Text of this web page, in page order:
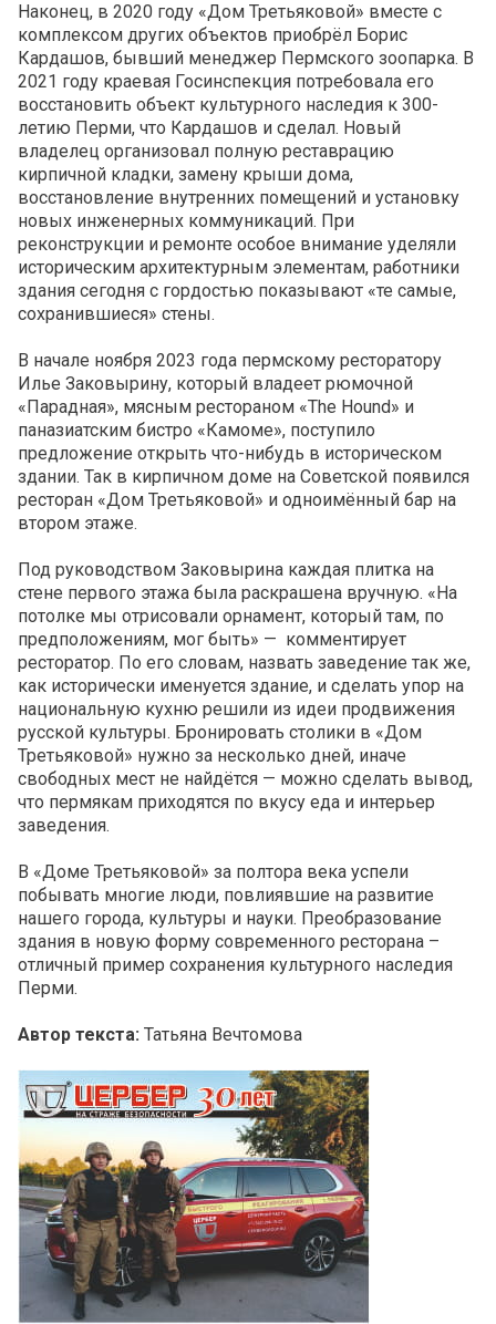
Наконец, в 2020 году «Дом Третьяковой» вместе с
комплексом других объектов приобрёл Борис
Кардашов, бывший менеджер Пермского зоопарка. В
2021 году краевая Госинспекция потребовала его
восстановить объект культурного наследия к 300-
летию Перми, что Кардашов и сделал. Новый
владелец организовал полную реставрацию
кирпичной кладки, замену крыши дома,
восстановление внутренних помещений и установку
новых инженерных коммуникаций. При
реконструкции и ремонте особое внимание уделяли
историческим архитектурным элементам, работники
здания сегодня с гордостью показывают «те самые,
сохранившиеся» стены.
В начале ноября 2023 года пермскому ресторатору
Илье Заковырину, который владеет рюмочной
«Парадная», мясным рестораном «The Hound» и
паназиатским бистро «Камоме», поступило
предложение открыть что-нибудь в историческом
здании. Так в кирпичном доме на Советской появился
ресторан «Дом Третьяковой» и одноимённый бар на
втором этаже.
Под руководством Заковырина каждая плитка на
стене первого этажа была раскрашена вручную. «На
потолке мы отрисовали орнамент, который там, по
предположениям, мог быть» — комментирует
ресторатор. По его словам, назвать заведение так же,
как исторически именуется здание, и сделать упор на
национальную кухню решили из идеи продвижения
русской культуры. Бронировать столики в «Дом
Третьяковой» нужно за несколько дней, иначе
свободных мест не найдётся — можно сделать вывод,
что пермякам приходятся по вкусу еда и интерьер
заведения.
В «Доме Третьяковой» за полтора века успели
побывать многие люди, повлиявшие на развитие
нашего города, культуры и науки. Преобразование
здания в новую форму современного ресторана –
отличный пример сохранения культурного наследия
Перми.
Автор текста: Татьяна Вечтомова